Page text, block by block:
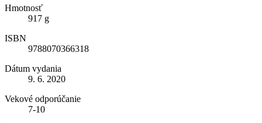
Hmotnosť
917 g
ISBN
9788070366318
Dátum vydania
9. 6. 2020
Vekové odporúčanie
7-10